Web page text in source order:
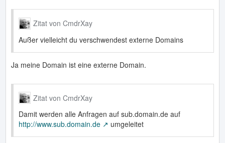
Zitat von CmdrXay
Außer vielleicht du verschwendest externe Domains
Ja meine Domain ist eine externe Domain.
Zitat von CmdrXay
Damit werden alle Anfragen auf sub.domain.de auf
http://www.sub.domain.de
umgeleitet